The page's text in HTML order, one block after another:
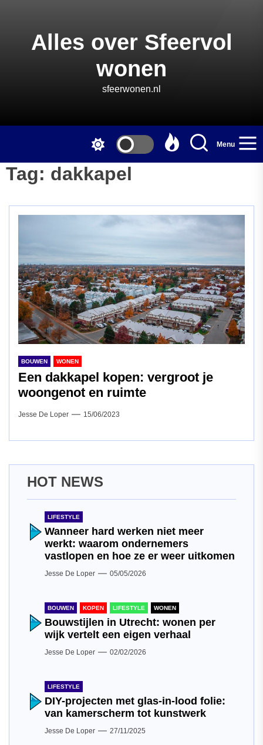
Alles over Sfeervol
wonen
sfeerwonen.nl
Menu
Tag: dakkapel
BOUWEN WONEN
Een dakkapel kopen: vergroot je
woongenot en ruimte
Jesse De Loper 15/06/2023
HOT NEWS
LIFESTYLE
Wanneer hard werken niet meer
werkt: waarom ondernemers
vastlopen en hoe ze er weer uitkomen
Jesse De Loper 05/05/2026
BOUWEN KOPEN LIFESTYLE WONEN
Bouwstijlen in Utrecht: wonen per
wijk vertelt een eigen verhaal
Jesse De Loper 02/02/2026
LIFESTYLE
DIY-projecten met glas-in-lood folie:
van kamerscherm tot kunstwerk
Jesse De Loper 27/11/2025